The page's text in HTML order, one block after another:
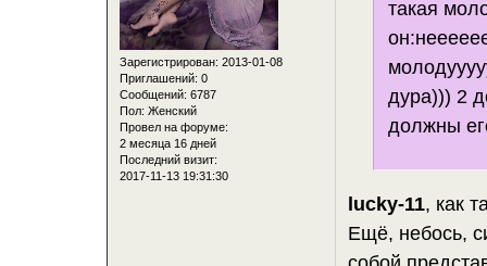
Зарегистрирован: 2013-01-08
Приглашений: 0
Сообщений: 6787
Пол: Женский
Провел на форуме:
2 месяца 16 дней
Последний визит:
2017-11-13 19:31:30
такая
дура))) 2
должны
lucky-11, как
Ещё, небось,